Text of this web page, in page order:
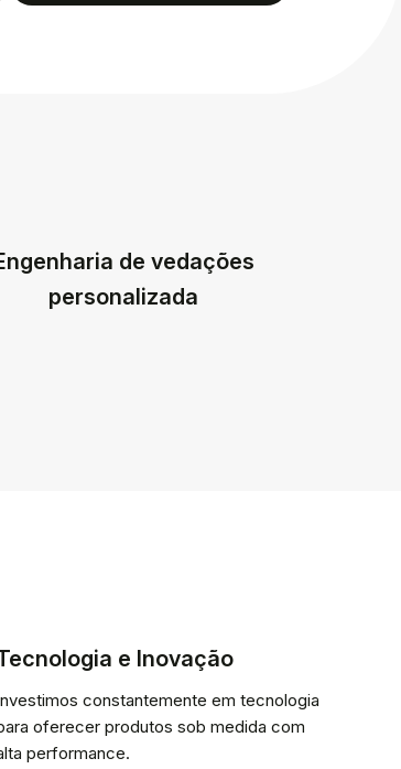
de vedações
personalizada
e Inovação
constantemente em tecnologia
oferecer produtos sob medida com
performance.